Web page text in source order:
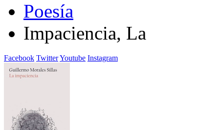
Poesía
Impaciencia, La
Facebook TwitterYoutube Instagram